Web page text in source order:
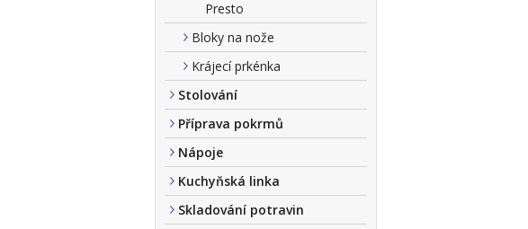
Presto
Bloky na nože
Krájecí prkénka
Stolování
Příprava pokrmů
Nápoje
Kuchyňská linka
Skladování potravin